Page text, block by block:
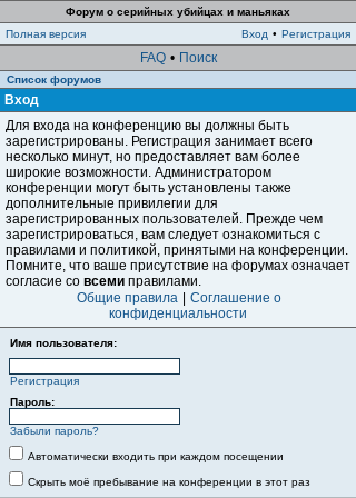
Форум о серийных убийцах и маньяках
Полная версия
Вход • Регистрация
FAQ • Поиск
Список форумов
Вход
Для входа на конференцию вы должны быть
зарегистрированы. Регистрация занимает всего
несколько минут, но предоставляет вам более
широкие возможности. Администратором
конференции могут быть установлены также
дополнительные привилегии для
зарегистрированных пользователей. Прежде чем
зарегистрироваться, вам следует ознакомиться с
правилами и политикой, принятыми на конференции.
Помните, что ваше присутствие на форумах означает
согласие со всеми правилами.
Общие правила
Соглашение о
конфиденциальности
Имя пользователя:
Регистрация
Пароль:
Забыли пароль?
Автоматически входить при каждом посещении
Скрыть моё пребывание на конференции в этот раз